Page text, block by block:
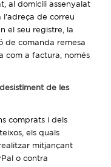
al domicili assenyalat
de correu
el seu registre, la
de comanda remesa
com a factura, només
de les
comprats i dels
els quals
mitjançant
o contra